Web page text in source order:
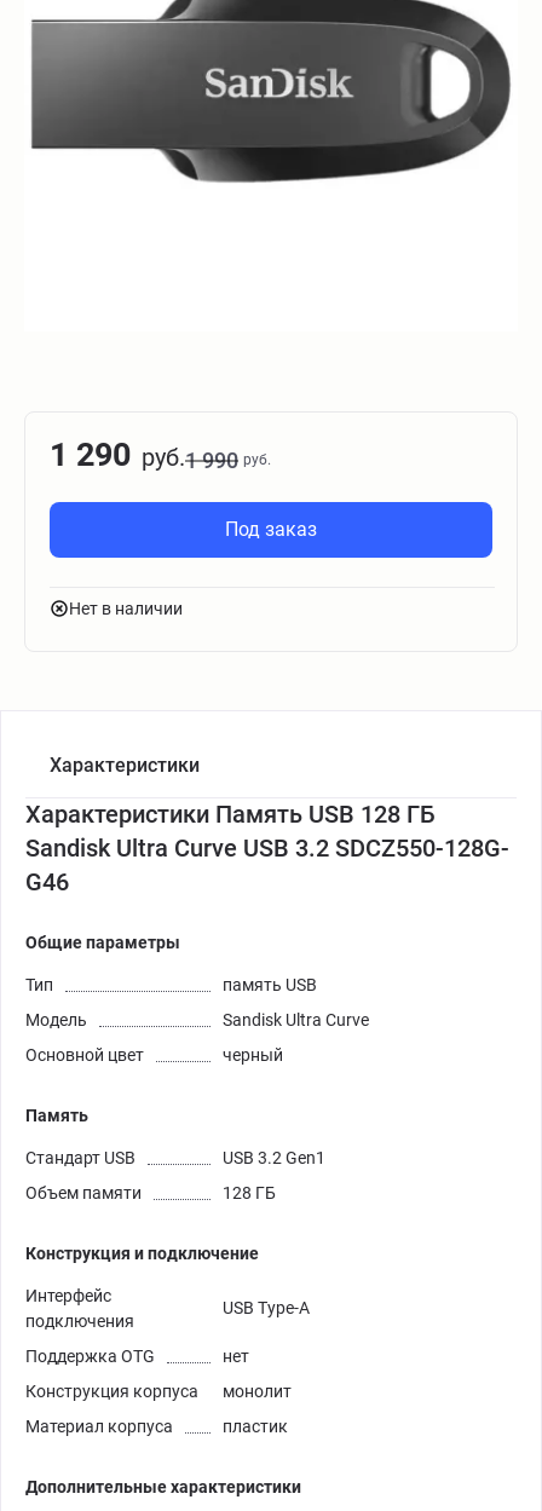
1 290 руб.1 990 руб.
Под заказ
Нет в наличии
Характеристики
Характеристики Память USB 128 ГБ
Sandisk Ultra Curve USB 3.2 SDCZ550-128G-
G46
Общие параметры
Тип
память USB
Модель
Sandisk Ultra Curve
Основной цвет
черный
Память
Стандарт USB
USB 3.2 Gen1
Объем памяти
128 ГБ
Конструкция и подключение
Интерфейс
подключения
USB Type-A
Поддержка OTG
нет
Конструкция корпуса
монолит
Материал корпуса
пластик
Дополнительные характеристики